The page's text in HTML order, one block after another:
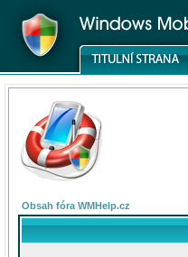
Obsah fóra WMHelp.cz